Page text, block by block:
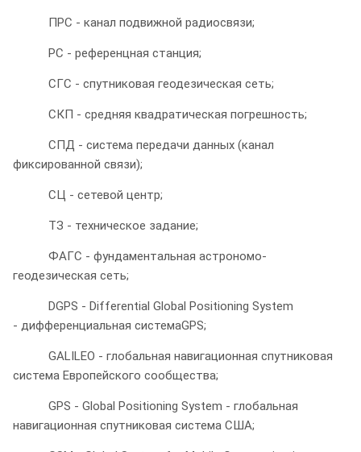
ПРС - канал подвижной радиосвязи;
РС - референцная станция;
СГС - спутниковая геодезическая сеть;
СКП - средняя квадратическая погрешность;
СПД - система передачи данных (канал
фиксированной связи);
СЦ - сетевой центр;
ТЗ - техническое задание;
ФАГС - фундаментальная астрономо-
геодезическая сеть;
DGPS - Differential Global Positioning System
- дифференциальная системаGPS;
GALILEO - глобальная навигационная спутниковая
система Европейского сообщества;
GPS - Global Positioning System - глобальная
навигационная спутниковая система США;